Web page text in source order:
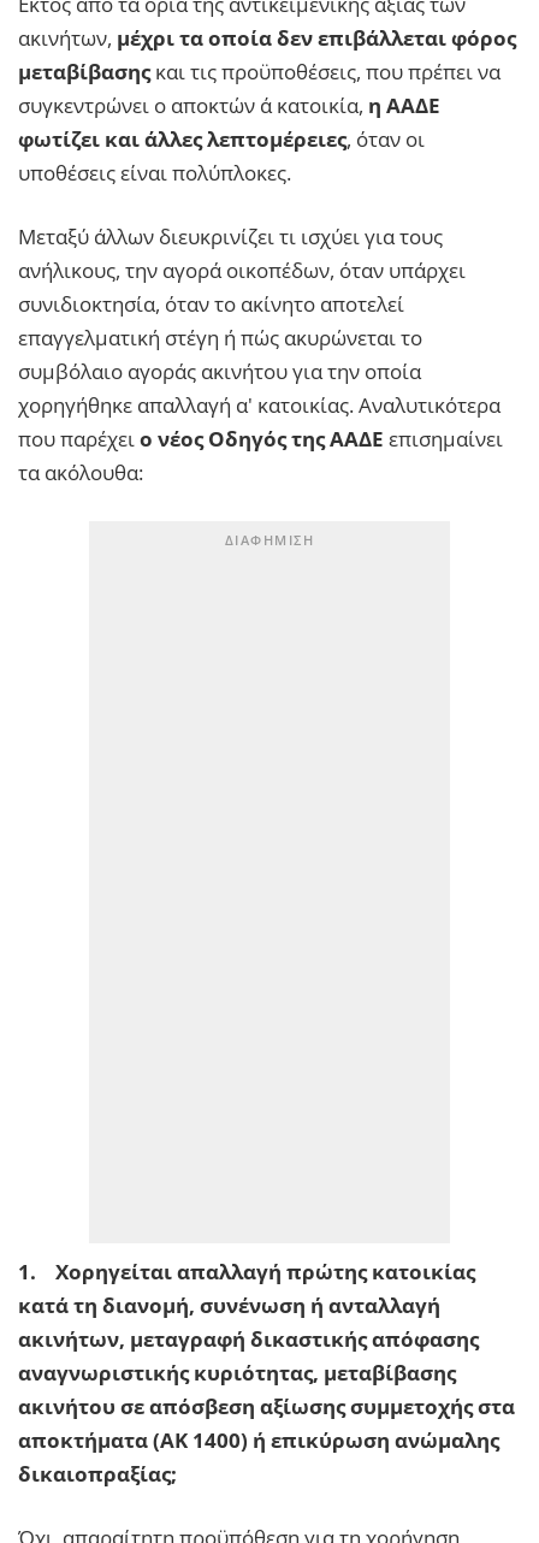
ακινήτων, μέχρι τα οποία δεν επιβάλλεται φόρος
μεταβίβασηςκαι τις προϋποθέσεις, που πρέπει να
συγκεντρώνει ο αποκτών α΄ κατοικία, η ΑΑΔΕ
φωτίζει και άλλες λεπτομέρειες, όταν οι
υποθέσεις είναι πολύπλοκες.
Μεταξύ άλλων διευκρινίζει τι ισχύει για τους
ανήλικους, την αγορά οικοπέδων, όταν υπάρχει
συνιδιοκτησία, όταν το ακίνητο αποτελεί
επαγγελματική στέγη ή πώς ακυρώνεται το
συμβόλαιο αγοράς ακινήτου για την οποία
χορηγήθηκε απαλλαγή α' κατοικίας. Αναλυτικότερα
που παρέχειο νέος Οδηγός της ΑΑΔΕ επισημαίνει
τα ακόλουθα:
1. Χορηγείται απαλλαγή πρώτης κατοικίας
κατά τη διανομή, συνένωση ή ανταλλαγή
ακινήτων, μεταγραφή δικαστικής απόφασης
αναγνωριστικής κυριότητας, μεταβίβασης
ακινήτου σε απόσβεση αξίωσης συμμετοχής στα
αποκτήματα (ΑΚ 1400) ή επικύρωση ανώμαλης
δικαιοπραξίας;